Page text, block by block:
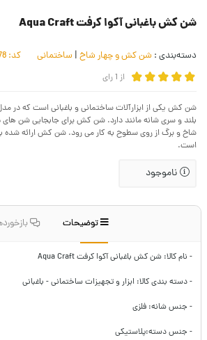
شن کش باغبانی آکوا کرفت Aqua Craft
دسته‌بندی : شن کش و چهار شاخ | ساختمانی کد:
از 1رای
شن کش یکی از ابزارآلات ساختمانی و باغبانی است که در
بلند و سری شانه مانند دارد. شن کش برای جابجایی شن
است.
ناموجود
توضیحات
- نام کالا: شن کش باغبانی آکوا کرفت Aqua Craft
- دسته بندی کالا: ابزار و تجهیزات ساختمانی - باغبانی
- جنس شانه: فلزی
- جنس دسته:پلاستیکی